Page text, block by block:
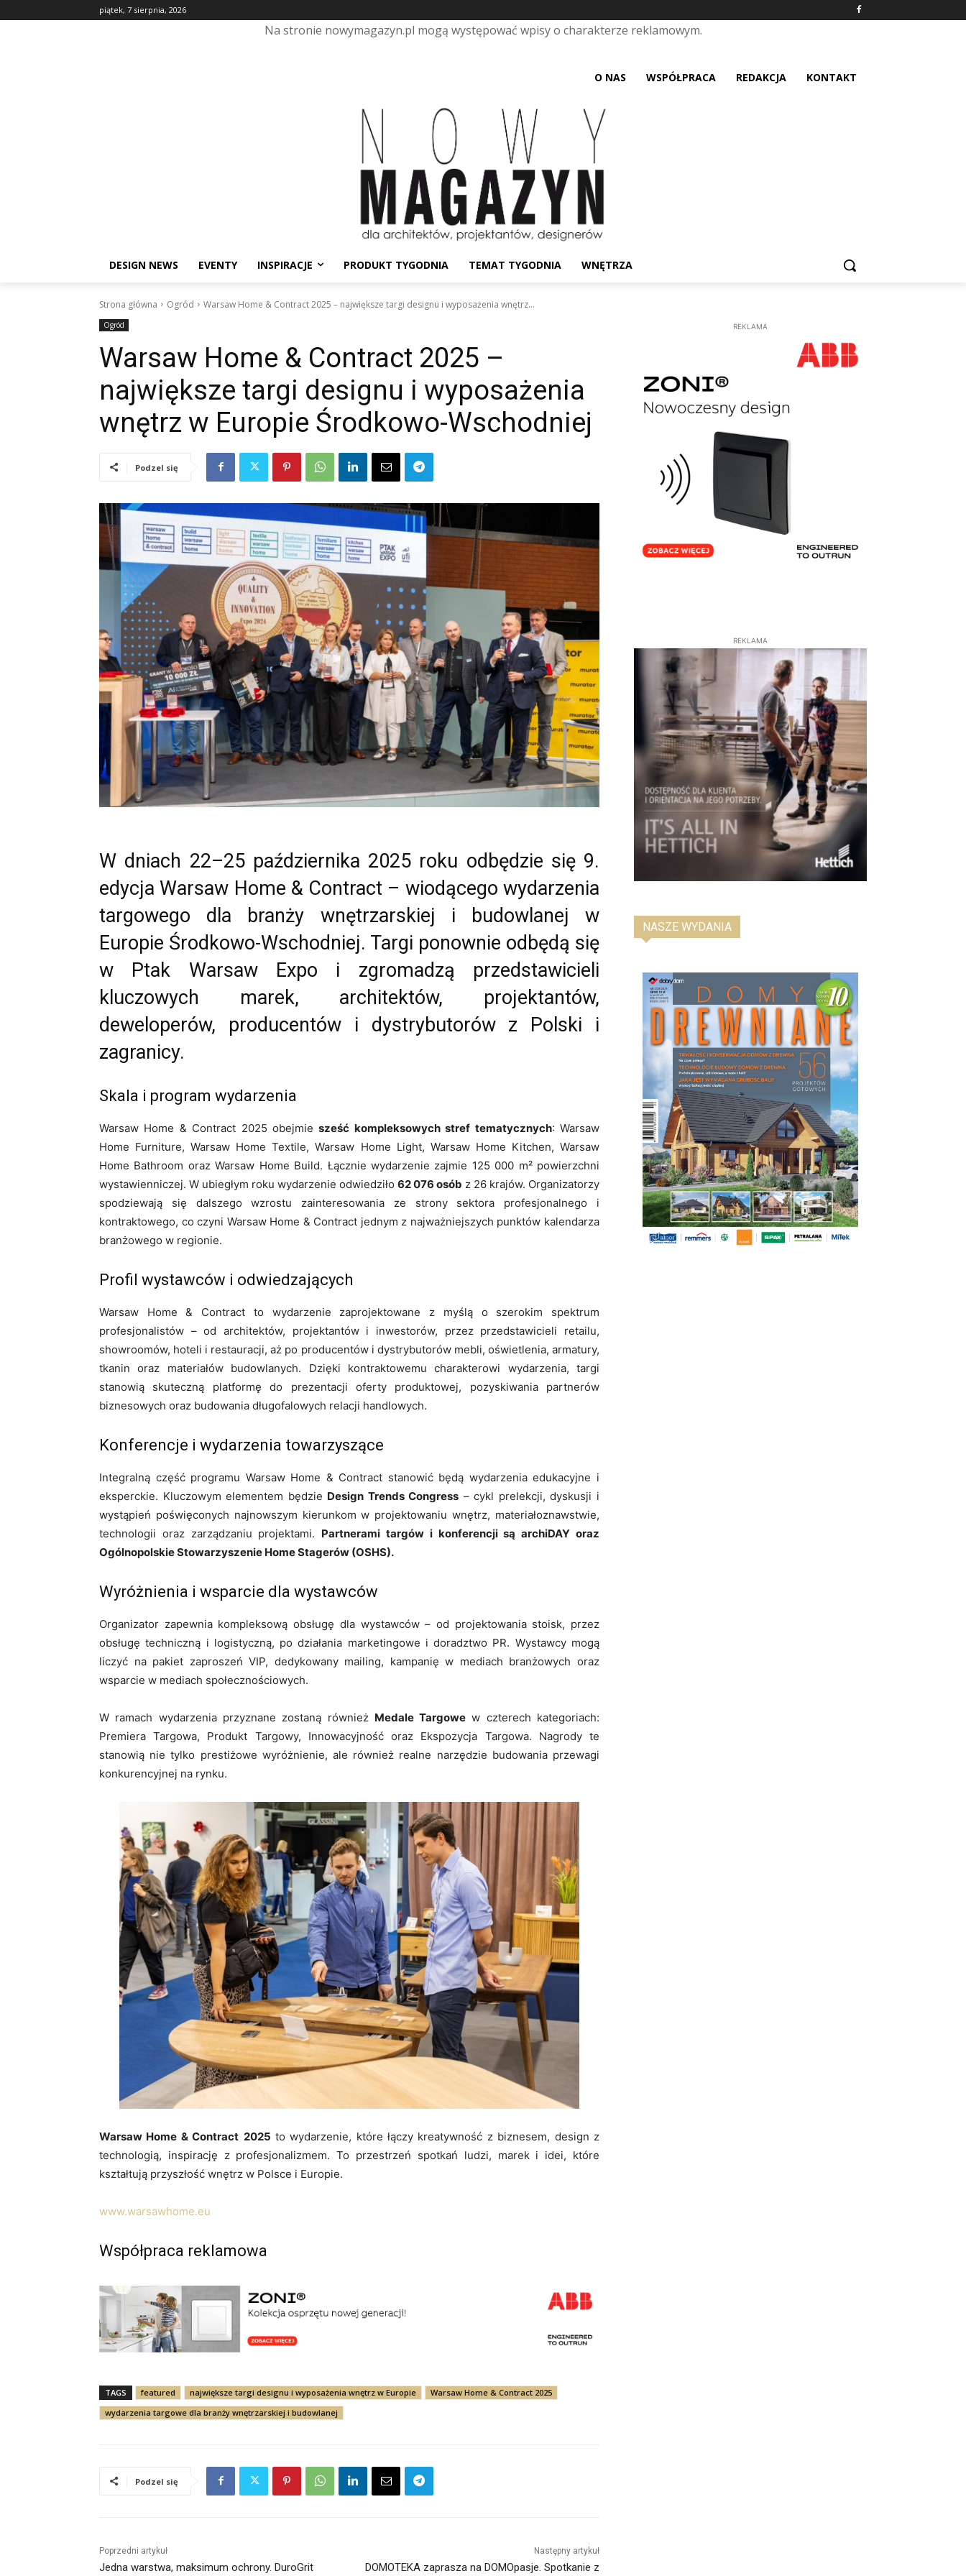
piątek, 7 sierpnia, 2026
Na stronie nowymagazyn.pl mogą występować wpisy o charakterze reklamowym.
O NAS WSPÓŁPRACA REDAKCJA KONTAKT
DESIGN NEWS EVENTY INSPIRACJE PRODUKT TYGODNIA TEMAT TYGODNIA WNĘTRZA
Strona główna Ogród Warsaw Home & Contract 2025 – największe targi designu i wyposażenia wnętrz...
Ogród
Warsaw Home & Contract 2025 –
największe targi designu i wyposażenia
wnętrz w Europie Środkowo-Wschodniej
Podzel się
W dniach 22–25 października 2025 roku odbędzie się 9.
edycja Warsaw Home & Contract – wiodącego wydarzenia
targowego dla branży wnętrzarskiej i budowlanej w
Europie Środkowo-Wschodniej. Targi ponownie odbędą się
w Ptak Warsaw Expo i zgromadzą przedstawicieli
kluczowych marek, architektów, projektantów,
deweloperów, producentów i dystrybutorów z Polski i
zagranicy.
Skala i program wydarzenia
Warsaw Home & Contract 2025 obejmiesześć kompleksowych stref tematycznych: Warsaw
Home Furniture, Warsaw Home Textile, Warsaw Home Light, Warsaw Home Kitchen, Warsaw
Home Bathroom oraz Warsaw Home Build. Łącznie wydarzenie zajmie 125 000 m² powierzchni
wystawienniczej. W ubiegłym roku wydarzenie odwiedziło 62 076 osób z 26 krajów. Organizatorzy
spodziewają się dalszego wzrostu zainteresowania ze strony sektora profesjonalnego i
kontraktowego, co czyni Warsaw Home & Contract jednym z najważniejszych punktów kalendarza
branżowego w regionie.
Profil wystawców i odwiedzających
Warsaw Home & Contract to wydarzenie zaprojektowane z myślą o szerokim spektrum
profesjonalistów – od architektów, projektantów i inwestorów, przez przedstawicieli retailu,
showroomów, hoteli i restauracji, aż po producentów i dystrybutorów mebli, oświetlenia, armatury,
tkanin oraz materiałów budowlanych. Dzięki kontraktowemu charakterowi wydarzenia, targi
stanowią skuteczną platformę do prezentacji oferty produktowej, pozyskiwania partnerów
biznesowych oraz budowania długofalowych relacji handlowych.
Konferencje i wydarzenia towarzyszące
Integralną część programu Warsaw Home & Contract stanowić będą wydarzenia edukacyjne i
eksperckie. Kluczowym elementem będzie Design Trends Congress – cykl prelekcji, dyskusji i
wystąpień poświęconych najnowszym kierunkom w projektowaniu wnętrz, materiałoznawstwie,
technologii oraz zarządzaniu projektami. Partnerami targów i konferencji są archiDAY oraz
Ogólnopolskie Stowarzyszenie Home Stagerów (OSHS).
Wyróżnienia i wsparcie dla wystawców
Organizator zapewnia kompleksową obsługę dla wystawców – od projektowania stoisk, przez
obsługę techniczną i logistyczną, po działania marketingowe i doradztwo PR. Wystawcy mogą
liczyć na pakiet zaproszeń VIP, dedykowany mailing, kampanię w mediach branżowych oraz
wsparcie w mediach społecznościowych.
W ramach wydarzenia przyznane zostaną również Medale Targowe w czterech kategoriach:
Premiera Targowa, Produkt Targowy, Innowacyjność oraz Ekspozycja Targowa. Nagrody te
stanowią nie tylko prestiżowe wyróżnienie, ale również realne narzędzie budowania przewagi
konkurencyjnej na rynku.
Warsaw Home & Contract 2025 to wydarzenie, które łączy kreatywność z biznesem, design z
technologią, inspirację z profesjonalizmem. To przestrzeń spotkań ludzi, marek i idei, które
kształtują przyszłość wnętrz w Polsce i Europie.
www.warsawhome.eu
Współpraca reklamowa
TAGS featured największe targi designu i wyposażenia wnętrz w Europie
Warsaw Home & Contract 2025
wydarzenia targowe dla branży wnętrzarskiej i budowlanej
Podzel się
Poprzedni artykuł
Jedna warstwa, maksimum ochrony. DuroGrit
Następny artykuł
DOMOTEKA zaprasza na DOMOpasje. Spotkanie z
REKLAMA
REKLAMA
NASZE WYDANIA